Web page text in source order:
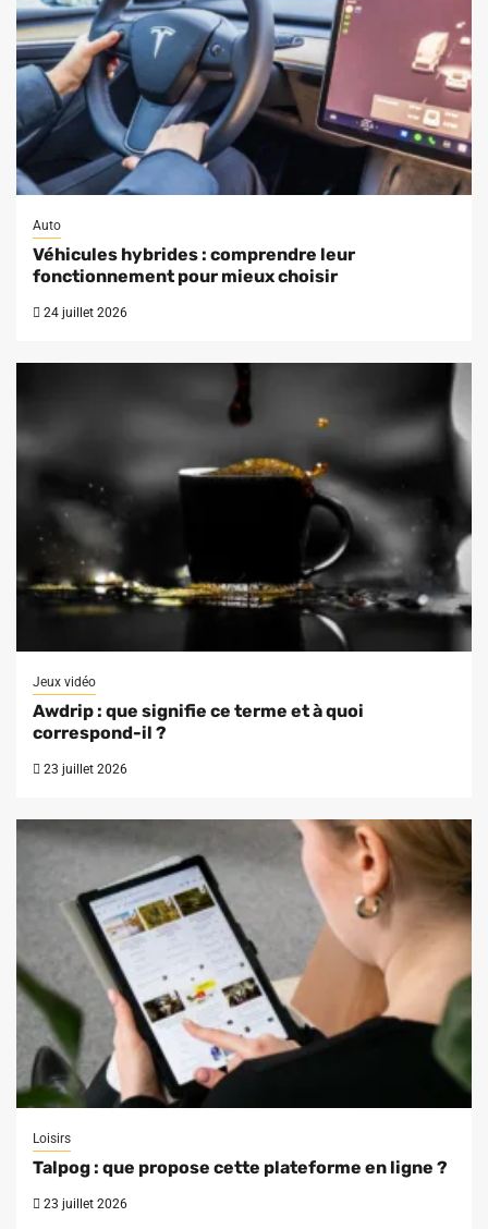
Auto
Véhicules hybrides : comprendre leur
fonctionnement pour mieux choisir
24 juillet 2026
Jeux vidéo
Awdrip : que signifie ce terme et à quoi
correspond-il ?
23 juillet 2026
Loisirs
Talpog : que propose cette plateforme en ligne ?
23 juillet 2026